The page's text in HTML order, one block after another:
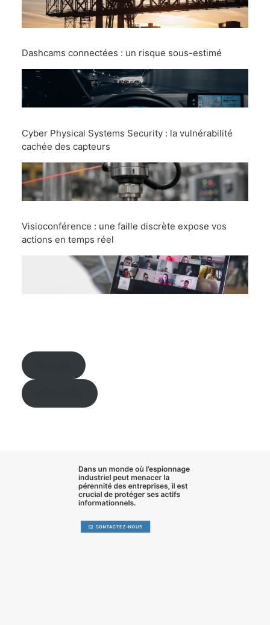
Dashcams connectées : un risque sous-estimé
Cyber Physical Systems Security : la vulnérabilité
cachée des capteurs
Visioconférence : une faille discrète expose vos
actions en temps réel
Dans un monde où l’espionnage
industriel peut menacer la
pérennité des entreprises, il est
crucial de protéger ses actifs
informationnels.
CONTACTEZ-NOUS